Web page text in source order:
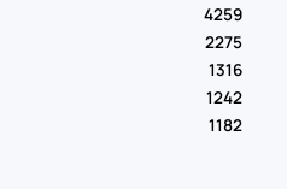
4259
2275
1316
1242
1182